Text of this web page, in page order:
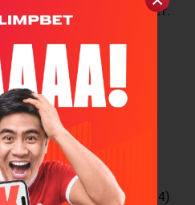
шаг. Мне всего 18 лет.
вам придётся быть
так что если я
шаг и буду готов как
станет правильным
так, то я думаю, что
в Мичиган, -
Бенирс провёл за
матча и набрал 24 (10+14)